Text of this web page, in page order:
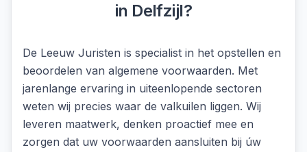
in Delfzijl?
De Leeuw Juristen is specialist in het opstellen en
beoordelen van algemene voorwaarden. Met
jarenlange ervaring in uiteenlopende sectoren
weten wij precies waar de valkuilen liggen. Wij
leveren maatwerk, denken proactief mee en
zorgen dat uw voorwaarden aansluiten bij úw